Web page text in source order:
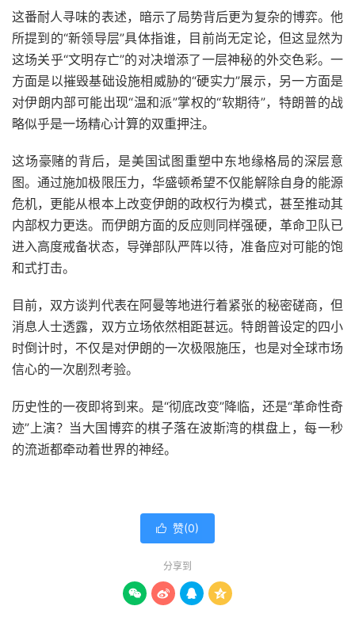
这番耐人寻味的表述，暗示了局势背后更为复杂的博弈。他
所提到的“新领导层”具体指谁，目前尚无定论，但这显然为
这场关乎“文明存亡”的对决增添了一层神秘的外交色彩。一
方面是以摧毁基础设施相威胁的“硬实力”展示，另一方面是
对伊朗内部可能出现“温和派”掌权的“软期待”，特朗普的战
略似乎是一场精心计算的双重押注。
这场豪赌的背后，是美国试图重塑中东地缘格局的深层意
图。通过施加极限压力，华盛顿希望不仅能解除自身的能源
危机，更能从根本上改变伊朗的政权行为模式，甚至推动其
内部权力更迭。而伊朗方面的反应则同样强硬，革命卫队已
进入高度戒备状态，导弹部队严阵以待，准备应对可能的饱
和式打击。
目前，双方谈判代表在阿曼等地进行着紧张的秘密磋商，但
消息人士透露，双方立场依然相距甚远。特朗普设定的四小
时倒计时，不仅是对伊朗的一次极限施压，也是对全球市场
信心的一次剧烈考验。
历史性的一夜即将到来。是“彻底改变”降临，还是“革命性奇
迹”上演？当大国博弈的棋子落在波斯湾的棋盘上，每一秒
的流逝都牵动着世界的神经。
 赞(0)
分享到
   